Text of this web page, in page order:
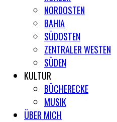
NORDOSTEN
BAHIA
SÜDOSTEN
ZENTRALER WESTEN
SÜDEN
KULTUR
BÜCHERECKE
MUSIK
ÜBER MICH